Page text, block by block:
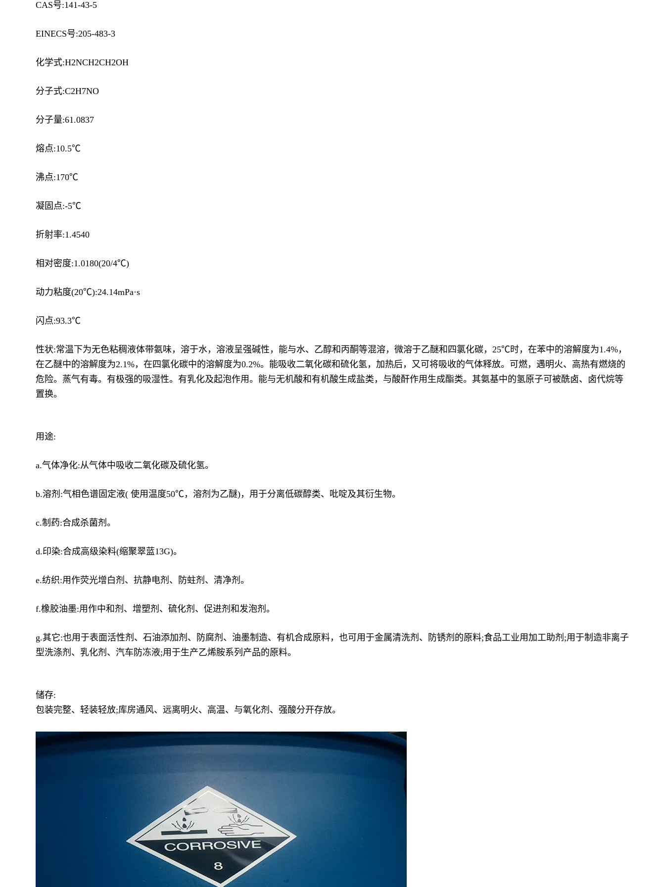
CAS号:141-43-5
EINECS号:205-483-3
化学式:H2NCH2CH2OH
分子式:C2H7NO
分子量:61.0837
熔点:10.5℃
沸点:170℃
凝固点:-5℃
折射率:1.4540
相对密度:1.0180(20/4℃)
动力粘度(20℃):24.14mPa·s
闪点:93.3℃
性状:常温下为无色粘稠液体带氨味，溶于水，溶液呈强碱性，能与水、乙醇和丙酮等混溶，微溶于乙醚和四氯化碳，25℃时，在苯中的溶解度为1.4%，
在乙醚中的溶解度为2.1%，在四氯化碳中的溶解度为0.2%。能吸收二氧化碳和硫化氢，加热后，又可将吸收的气体释放。可燃，遇明火、高热有燃烧的
危险。蒸气有毒。有极强的吸湿性。有乳化及起泡作用。能与无机酸和有机酸生成盐类，与酸酐作用生成酯类。其氨基中的氢原子可被酰卤、卤代烷等
置换。
用途:
a.气体净化:从气体中吸收二氧化碳及硫化氢。
b.溶剂:气相色谱固定液( 使用温度50℃，溶剂为乙醚)，用于分离低碳醇类、吡啶及其衍生物。
c.制药:合成杀菌剂。
d.印染:合成高级染料(缩聚翠蓝13G)。
e.纺织:用作荧光增白剂、抗静电剂、防蛀剂、清净剂。
f.橡胶油墨:用作中和剂、增塑剂、硫化剂、促进剂和发泡剂。
g.其它:也用于表面活性剂、石油添加剂、防腐剂、油墨制造、有机合成原料，也可用于金属清洗剂、防锈剂的原料;食品工业用加工助剂;用于制造非离子
型洗涤剂、乳化剂、汽车防冻液;用于生产乙烯胺系列产品的原料。
储存:
包装完整、轻装轻放;库房通风、远离明火、高温、与氧化剂、强酸分开存放。